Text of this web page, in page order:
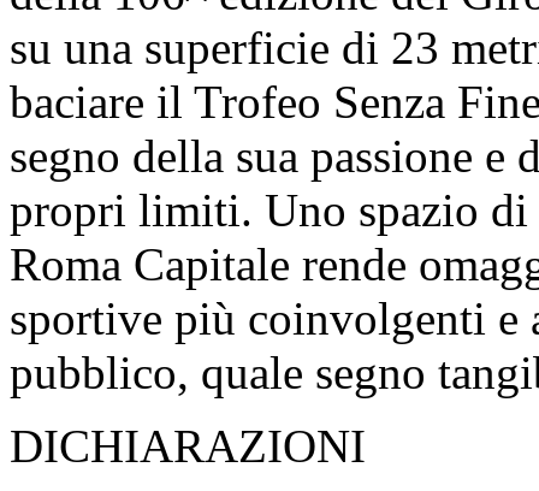
su una superficie di 23
baciare il Trofeo Senza
segno della sua passione
propri limiti. Uno spazio di
Roma Capitale rende
sportive più coinvolgenti e
pubblico, quale segno
DICHIARAZIONI